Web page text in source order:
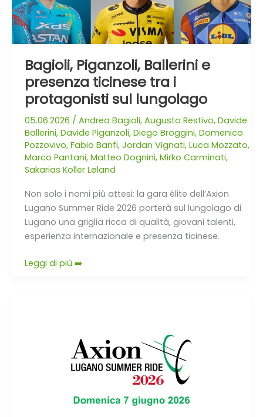
Bagioli, Piganzoli, Ballerini e
presenza ticinese tra i
protagonisti sul lungolago
05.06.2026 / Andrea Bagioli, Augusto Restivo, Davide
Ballerini, Davide Piganzoli, Diego Broggini, Domenico
Pozzovivo, Fabio Banfi, Jordan Vignati, Luca Mozzato,
Marco Pantani, Matteo Dognini, Mirko Carminati,
Sakarias Koller Løland
Non solo i nomi più attesi: la gara élite dell’Axion
Lugano Summer Ride 2026 porterà sul lungolago di
Lugano una griglia ricca di qualità, giovani talenti,
esperienza internazionale e presenza ticinese.
presenza
ticinese
tra
protagonisti
sul
lungolago
Leggi di più ➡️
protagonisti